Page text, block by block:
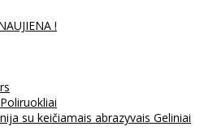
!
su keičiamais abrazyvais Geliniai